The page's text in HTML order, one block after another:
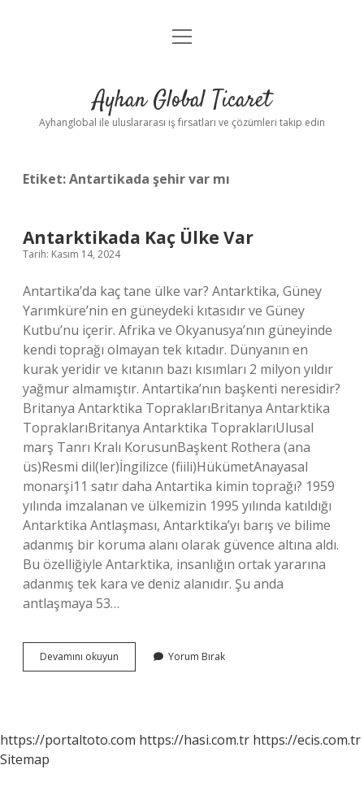
Anasayfa
Yasal Uyarı
menüyü
Ayhan Global Ticaret
Ayhanglobal ile uluslararası iş fırsatları ve çözümleri takip edin
Etiket:Antartikada şehir var mı
Antarktikada Kaç Ülke Var
Tarih: Kasım 14, 2024
Antartika’da kaç tane ülke var? Antarktika, Güney
Yarımküre’nin en güneydeki kıtasıdır ve Güney
Kutbu’nu içerir. Afrika ve Okyanusya’nın güneyinde
kendi toprağı olmayan tek kıtadır. Dünyanın en
kurak yeridir ve kıtanın bazı kısımları 2 milyon yıldır
yağmur almamıştır. Antartika’nın başkenti neresidir?
Britanya Antarktika TopraklarıBritanya Antarktika
TopraklarıBritanya Antarktika TopraklarıUlusal
marş Tanrı Kralı KorusunBaşkent Rothera (ana
üs)Resmi dil(ler)İngilizce (fiili)HükümetAnayasal
monarşi11 satır daha Antartika kimin toprağı? 1959
yılında imzalanan ve ülkemizin 1995 yılında katıldığı
Antarktika Antlaşması, Antarktika’yı barış ve bilime
adanmış bir koruma alanı olarak güvence altına aldı.
Bu özelliğiyle Antarktika, insanlığın ortak yararına
adanmış tek kara ve deniz alanıdır. Şu anda
antlaşmaya 53…
Devamını okuyun Antarktikada
Kaç
Yorum Bırak
https://portaltoto.com https://hasi.com.tr https://ecis.com.tr
Sitemap